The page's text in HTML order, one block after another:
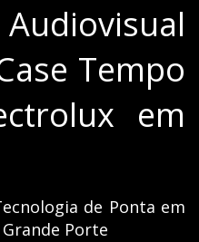
Tempo
em
de Ponta em
Porte